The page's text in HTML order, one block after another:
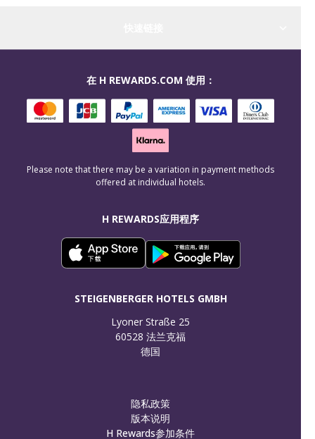
H REWARDS应用程序
STEIGENBERGER HOTELS GMBH
Lyoner Straße 25
60528 法兰克福
德国
在 H REWARDS.COM 使用：
Please note that there may be a variation in payment methods
offered at individual hotels.
隐私政策
版本说明
H Rewards参加条件